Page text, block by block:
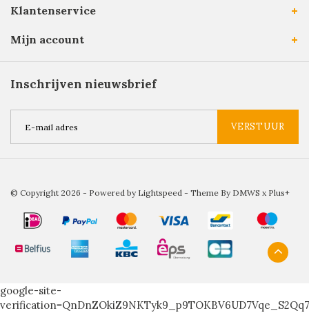
Klantenservice
Mijn account
Inschrijven nieuwsbrief
VERSTUUR
© Copyright 2026 - Powered by Lightspeed - Theme By DMWS x Plus+
google-site-